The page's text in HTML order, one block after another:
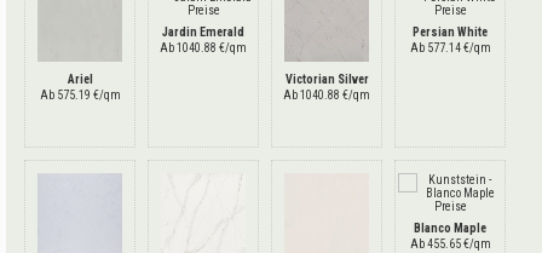
Ariel
Ab 575.19 €/qm
Jardin Emerald
Ab 1040.88 €/qm
Victorian Silver
Ab 1040.88 €/qm
Persian White
Ab 577.14 €/qm
Blanco Maple
Ab 455.65 €/qm